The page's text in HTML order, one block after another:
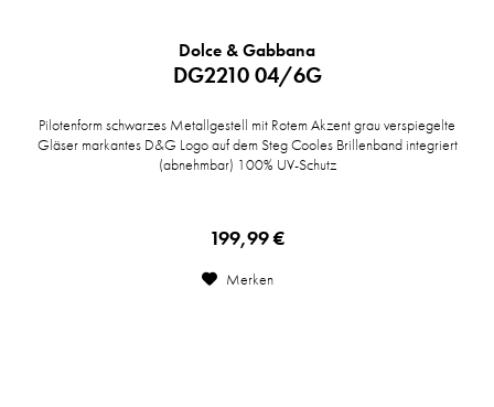
Dolce & Gabbana
DG2210 04/6G
Pilotenform schwarzes Metallgestell mit Rotem Akzent grau verspiegelte
Gläser markantes D&G Logo auf dem Steg Cooles Brillenband integriert
(abnehmbar) 100% UV-Schutz
199,99 €
Merken